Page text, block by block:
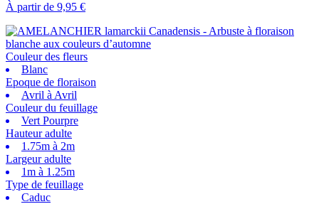
À partir de 9,95 €
Couleur des fleurs
Blanc
Epoque de floraison
Avril à Avril
Couleur du feuillage
Vert Pourpre
Hauteur adulte
1.75m à 2m
Largeur adulte
1m à 1.25m
Type de feuillage
Caduc